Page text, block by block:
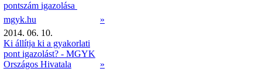
pontszám igazolása 
mgyk.hu
»
2014. 06. 10.
Ki állítja ki a gyakorlati
pont igazolást? - MGYK
Országos Hivatala
»